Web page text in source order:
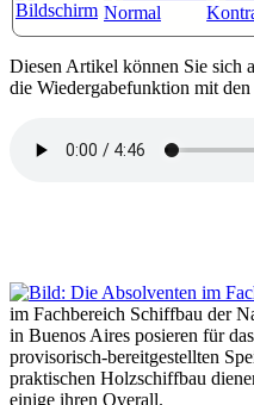
Diesen Artikel können Sie sich
die Wiedergabefunktion mit
im Fachbereich Schiffbau der
in Buenos Aires posieren für
provisorisch-bereitgestellten
praktischen Holzschiffbau
einige ihren Overall.